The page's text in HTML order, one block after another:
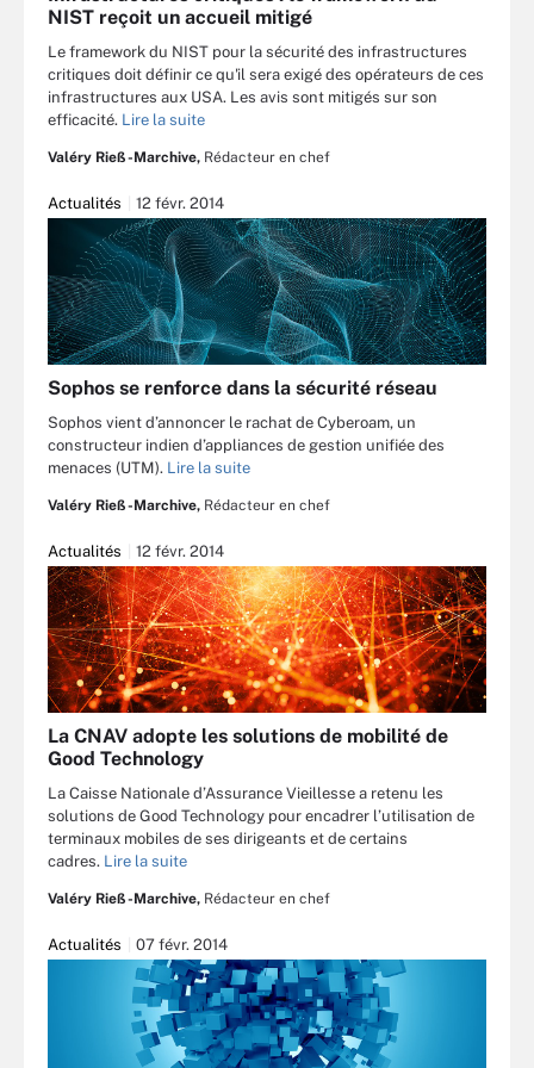
NIST reçoit un accueil mitigé
Le framework du NIST pour la sécurité des infrastructures
critiques doit définir ce qu'il sera exigé des opérateurs de ces
infrastructures aux USA. Les avis sont mitigés sur son
efficacité. Lire la suite
Valéry Rieß-Marchive, Rédacteur en chef
Actualités 12 févr. 2014
Sophos se renforce dans la sécurité réseau
Sophos vient d’annoncer le rachat de Cyberoam, un
constructeur indien d’appliances de gestion unifiée des
menaces (UTM). Lire la suite
Valéry Rieß-Marchive, Rédacteur en chef
Actualités 12 févr. 2014
La CNAV adopte les solutions de mobilité de
Good Technology
La Caisse Nationale d’Assurance Vieillesse a retenu les
solutions de Good Technology pour encadrer l’utilisation de
terminaux mobiles de ses dirigeants et de certains
cadres. Lire la suite
Valéry Rieß-Marchive, Rédacteur en chef
Actualités 07 févr. 2014